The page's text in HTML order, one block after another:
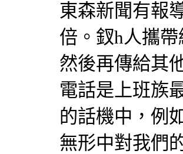
東森新聞有報
倍。釵h人攜
然後再傳給其
電話是上班族
的話機中，例
無形中對我們